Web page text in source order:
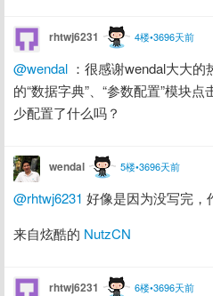
rhtwj6231 4楼•3696天前
@wendal ：很感谢wendal大大
的“数据字典”、“参数配置”模块
少配置了什么吗？
wendal 5楼•3696天前
@rhtwj6231 好像是因为没写完，
来自炫酷的 NutzCN
rhtwj6231 6楼•3696天前